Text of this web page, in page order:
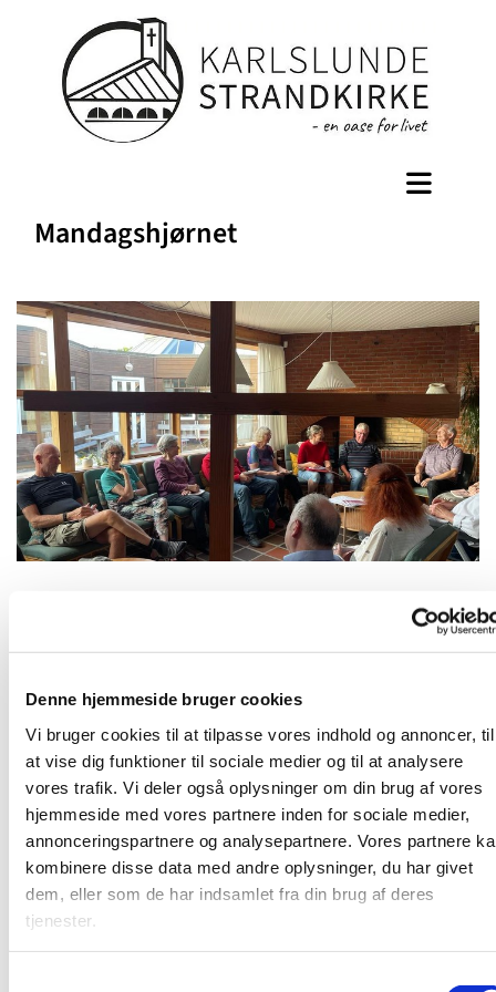
Denne hjemmeside bruger cookies
Vi bruger cookies til at tilpasse vores indhold og annoncer, til
at vise dig funktioner til sociale medier og til at analysere
vores trafik. Vi deler også oplysninger om din brug af vores
hjemmeside med vores partnere inden for sociale medier,
annonceringspartnere og analysepartnere. Vores partnere
kombinere disse data med andre oplysninger, du har givet
dem, eller som de har indsamlet fra din brug af deres
tjenester.
Mandagshjørnet
Karlslunde Strandkirke
Mandagshjørnet er en åben gruppe, der mødes mandag
aften til spisning, bibelstudie i grupper og hyggeligt
samvær. Alle er velkomne. Læs mereHER